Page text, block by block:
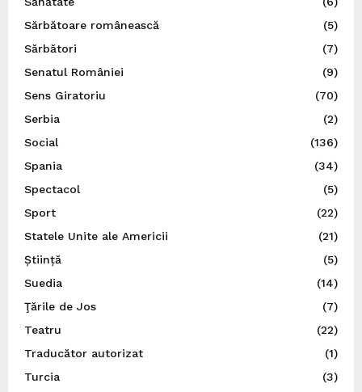
Sărbătoare românească
(5)
Sărbători
(7)
Senatul României
(9)
Sens Giratoriu
(70)
Serbia
(2)
Social
(136)
Spania
(34)
Spectacol
(5)
Sport
(22)
Statele Unite ale Americii
(21)
Știință
(5)
Suedia
(14)
Ţările de Jos
(7)
Teatru
(22)
Traducător autorizat
(1)
Turcia
(3)